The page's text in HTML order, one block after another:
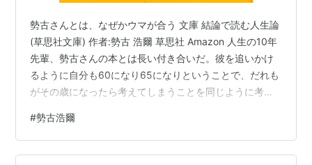
勢古さんとは、なぜかウマが合う 文庫 結論で読む人生論
(草思社文庫) 作者:勢古 浩爾 草思社 Amazon 人生の10年
先輩、勢古さんの本とは長い付き合いだ。彼を追いかけ
るように自分も60になり65になりということで、だれも
がその歳になったら考えてしまうことを同じように考え
のだなあ。 この本、最初は2006年に出ているので勢古さ
ん60歳ころの本。古今東西の人生論を読んでぶった切る
というか、お得意の戦法。数々の人生論で私が読んでい
#勢古浩爾